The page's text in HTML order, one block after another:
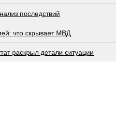
последствий
что скрывает МВД
раскрыл детали ситуации